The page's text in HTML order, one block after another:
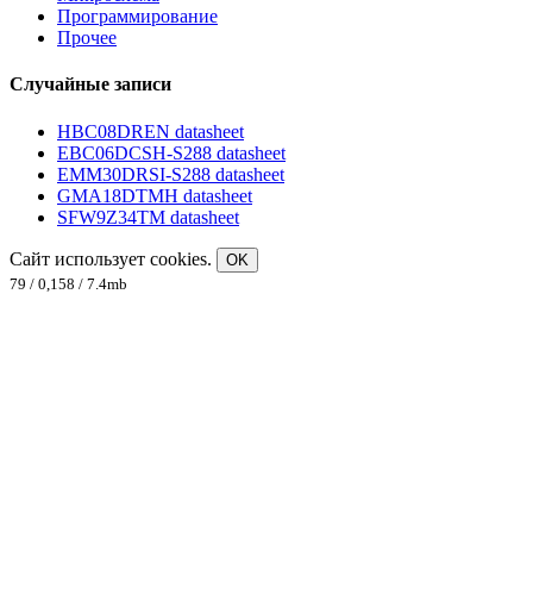
Программирование
Прочее
Случайные записи
HBC08DREN datasheet
EBC06DCSH-S288 datasheet
EMM30DRSI-S288 datasheet
GMA18DTMH datasheet
SFW9Z34TM datasheet
Сайт использует cookies.
OK
79 / 0,158 / 7.4mb